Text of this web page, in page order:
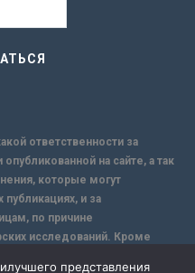
ответственности за
на сайте, а так
которые могут
и за
по причине
исследований. Кроме
представления